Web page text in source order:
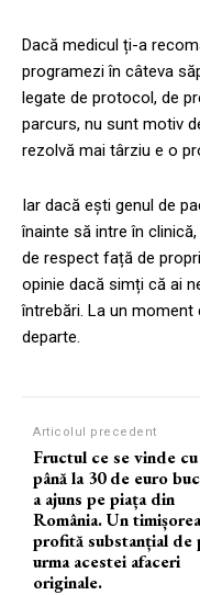
Dacă medicul ți-a
programezi în câteva
legate de protocol, de
parcurs, nu sunt motiv
rezolvă mai târziu e o
Iar dacă ești genul de
înainte să intre în
de respect față de
opinie dacă simți că ai
întrebări. La un
departe.
Articolul precedent
Fructul ce se vinde cu
până la 30 de euro
a ajuns pe piața din
România. Un
profită substanțial de
urma acestei afaceri
originale.